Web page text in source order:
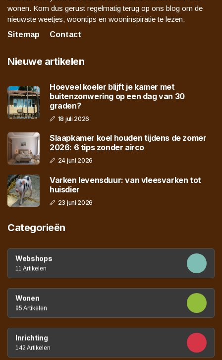
wonen. Kom dus gerust regelmatig terug op ons blog om de
nieuwste weetjes, woontips en wooninspiratie te lezen.
Sitemap
Contact
Nieuwe artikelen
Hoeveel koeler blijft je kamer met
buitenzonwering op een dag van 30
graden?
18 juli 2026
Slaapkamer koel houden tijdens de zomer
2026: 6 tips zonder airco
24 juni 2026
Varken levensduur: van vleesvarken tot
huisdier
23 juni 2026
Categorieën
Webshops
11 Artikelen
Wonen
95 Artikelen
Inrichting
142 Artikelen